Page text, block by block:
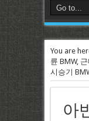
You are
륜 BMW,
시승기
아